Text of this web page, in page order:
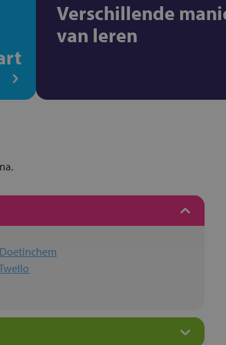
Verschillende
van leren